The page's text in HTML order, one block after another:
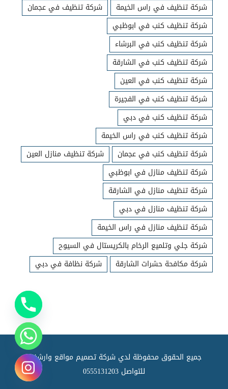
شركة تنظيف في راس الخيمة
شركة تنظيف في عجمان
شركة تنظيف كنب في ابوظبي
شركة تنظيف كنب في البرشاء
شركة تنظيف كنب في الشارقة
شركة تنظيف كنب في العين
شركة تنظيف كنب في الفجيرة
شركة تنظيف كنب في دبي
شركة تنظيف كنب في راس الخيمة
شركة تنظيف كنب في عجمان
شركة تنظيف منازل العين
شركة تنظيف منازل في ابوظبي
شركة تنظيف منازل في الشارقة
شركة تنظيف منازل في دبي
شركة تنظيف منازل في راس الخيمة
شركة جلي وتلميع الرخام بالكريستال في السيوح
شركة مكافحة حشرات الشارقة
شركة نظافة في دبي
جميع الحقوق محفوظة لدي شركة تصميم مواقع وارشفته
للتواصل 0555131203